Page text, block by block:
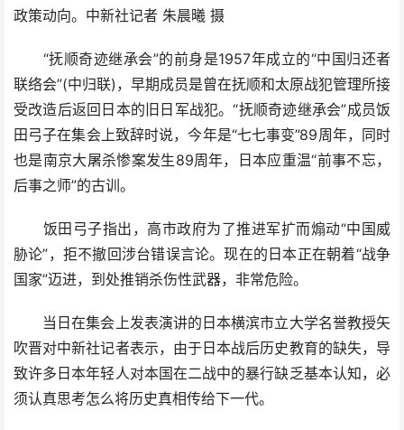
政策动向。中新社记者 朱晨曦 摄
“抚顺奇迹继承会”的前身是1957年成立的“中国归还者
联络会”(中归联)，早期成员是曾在抚顺和太原战犯管理所接
受改造后返回日本的旧日军战犯。“抚顺奇迹继承会”成员饭
田弓子在集会上致辞时说，今年是“七七事变”89周年，同时
也是南京大屠杀惨案发生89周年，日本应重温“前事不忘，
后事之师”的古训。
饭田弓子指出，高市政府为了推进军扩而煽动“中国威
胁论”，拒不撤回涉台错误言论。现在的日本正在朝着“战争
国家”迈进，到处推销杀伤性武器，非常危险。
当日在集会上发表演讲的日本横滨市立大学名誉教授矢
吹晋对中新社记者表示，由于日本战后历史教育的缺失，导
致许多日本年轻人对本国在二战中的暴行缺乏基本认知，必
须认真思考怎么将历史真相传给下一代。